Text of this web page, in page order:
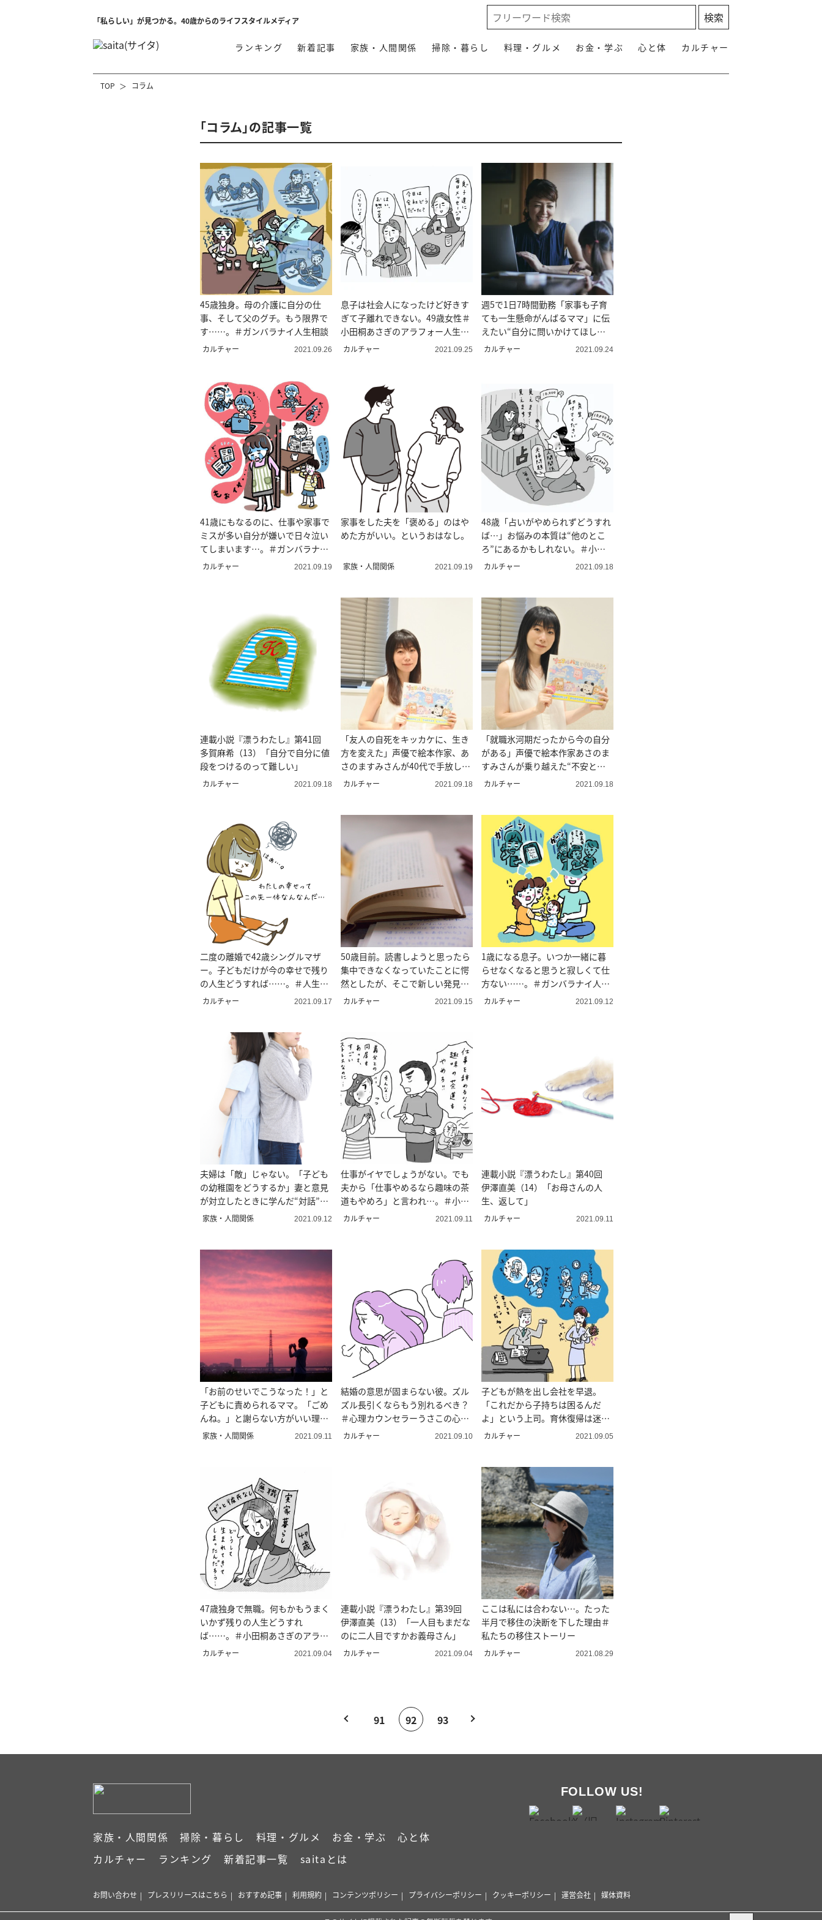
「私らしい」が見つかる。40歳からのライフスタイルメディア
ランキング 新着記事 家族・人間関係 掃除・暮らし 料理・グルメ お金・学ぶ 心と体 カルチャー
TOP コラム
「コラム」の記事一覧
45歳独身。母の介護に自分の仕
事、そして父のグチ。もう限界で
す……。＃ガンバラナイ人生相談
カルチャー 2021.09.26
息子は社会人になったけど好きす
ぎて子離れできない。49歳女性＃
小田桐あさぎのアラフォー人生お
悩み相談
カルチャー 2021.09.25
週5で1日7時間勤務「家事も子育
ても一生懸命がんばるママ」に伝
えたい“自分に問いかけてほしい
言葉”＃心理カウンセラーうさこ
カルチャー 2021.09.24
41歳にもなるのに、仕事や家事で
ミスが多い自分が嫌いで日々泣い
てしまいます…。＃ガンバラナイ
人生相談
カルチャー 2021.09.19
家事をした夫を「褒める」のはや
めた方がいい。というおはなし。
家族・人間関係 2021.09.19
48歳「占いがやめられずどうすれ
ば…」お悩みの本質は“他のとこ
ろ”にあるかもしれない。＃小田
桐あさぎのアラフォー人生お悩み
カルチャー 2021.09.18
連載小説『漂うわたし』第41回
多賀麻希（13）「自分で自分に値
段をつけるのって難しい」
カルチャー 2021.09.18
「友人の自死をキッカケに、生き
方を変えた」声優で絵本作家、あ
さのますみさんが40代で手放した
安定
カルチャー 2021.09.18
「就職氷河期だったから今の自分
がある」声優で絵本作家あさのま
すみさんが乗り越えた“不安と挑
戦”の物語
カルチャー 2021.09.18
二度の離婚で42歳シングルマザ
ー。子どもだけが今の幸せで残り
の人生どうすれば……。＃人生相
談＃心理カウンセラーうさこの心
カルチャー 2021.09.17
50歳目前。読書しようと思ったら
集中できなくなっていたことに愕
然としたが、そこで新しい発見も
あった…という話。
カルチャー 2021.09.15
1歳になる息子。いつか一緒に暮
らせなくなると思うと寂しくて仕
方ない……。＃ガンバラナイ人生
相談
カルチャー 2021.09.12
夫婦は「敵」じゃない。「子ども
の幼稚園をどうするか」妻と意見
が対立したときに学んだ“対話”の
お話
家族・人間関係 2021.09.12
仕事がイヤでしょうがない。でも
夫から「仕事やめるなら趣味の茶
道もやめろ」と言われ…。＃小田
桐あさぎのアラフォー人生お悩み
カルチャー 2021.09.11
連載小説『漂うわたし』第40回
伊澤直美（14）「お母さんの人
生、返して」
カルチャー 2021.09.11
「お前のせいでこうなった！」と
子どもに責められるママ。「ごめ
んね。」と謝らない方がいい理由
とは
家族・人間関係 2021.09.11
結婚の意思が固まらない彼。ズル
ズル長引くならもう別れるべき？
＃心理カウンセラーうさこの心を
軽くする考え方
カルチャー 2021.09.10
子どもが熱を出し会社を早退。
「これだから子持ちは困るんだ
よ」という上司。育休復帰は迷惑
なの？＃ガンバラナイ人生相談
カルチャー 2021.09.05
47歳独身で無職。何もかもうまく
いかず残りの人生どうすれ
ば……。＃小田桐あさぎのアラフ
ォー人生お悩み相談
カルチャー 2021.09.04
連載小説『漂うわたし』第39回
伊澤直美（13）「一人目もまだな
のに二人目ですかお義母さん」
カルチャー 2021.09.04
ここは私には合わない…。たった
半月で移住の決断を下した理由＃
私たちの移住ストーリー
カルチャー 2021.08.29
91 92 93
家族・人間関係 掃除・暮らし 料理・グルメ お金・学ぶ
心と体
カルチャー
ランキング 新着記事一覧 saitaとは
FOLLOW US!
お問い合わせ プレスリリースはこちら おすすめ記事 利用規約 コンテンツポリシー プライバシーポリシー クッキーポリシー 運営会社 媒体資料